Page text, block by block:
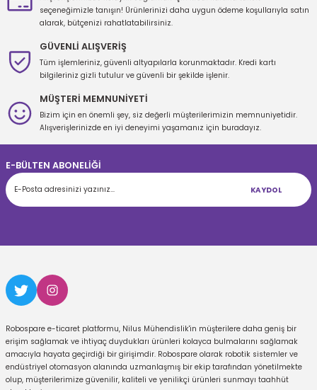
Ürün fiyatı diğer sitelerden daha pahalı.
Gönder
seçeneğimizle tanışın! Ürünlerinizi daha uygun ödeme koşullarıyla satın
alarak, bütçenizi rahatlatabilirsiniz.
GÜVENLİ ALIŞVERİŞ
Tüm işlemleriniz, güvenli altyapılarla korunmaktadır. Kredi kartı
bilgileriniz gizli tutulur ve güvenli bir şekilde işlenir.
MÜŞTERİ MEMNUNİYETİ
Bizim için en önemli şey, siz değerli müşterilerimizin memnuniyetidir.
Alışverişlerinizde en iyi deneyimi yaşamanız için buradayız.
E-BÜLTEN ABONELİĞİ
KAYDOL
Robospare e-ticaret platformu, Nilus Mühendislik'in müşterilere daha geniş bir
erişim sağlamak ve ihtiyaç duydukları ürünleri kolayca bulmalarını sağlamak
amacıyla hayata geçirdiği bir girişimdir. Robospare olarak robotik sistemler ve
endüstriyel otomasyon alanında uzmanlaşmış bir ekip tarafından yönetilmekte
olup, müşterilerimize güvenilir, kaliteli ve yenilikçi ürünleri sunmayı taahhüt